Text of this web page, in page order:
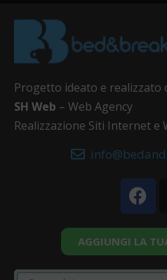
Progetto ideato e realizzato
SH Web – Web Agency
Realizzazione Siti Internet e
AGGIUNGI LA